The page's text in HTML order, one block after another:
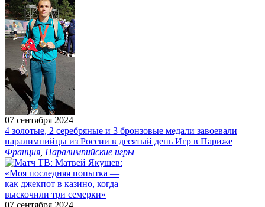
07 сентября 2024
4 золотые, 2 серебряные и 3 бронзовые медали завоевали
паралимпийцы из России в десятый день Игр в Париже
Франция Паралимпийские игры
07 сентября 2024